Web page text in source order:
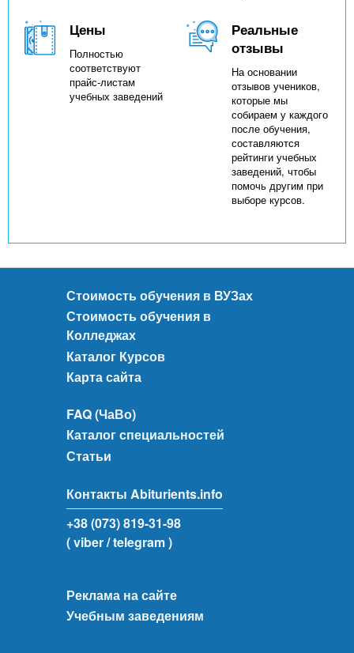
Цены
Полностью
соответствуют
прайс-листам
учебных заведений
Реальные
отзывы
На основании
отзывов учеников,
которые мы
собираем у каждого
после обучения,
составляются
рейтинги учебных
заведений, чтобы
помочь другим при
выборе курсов.
Стоимость обучения в ВУЗах
Стоимость обучения в
Колледжах
Каталог Курсов
Карта сайта
FAQ (ЧаВо)
Каталог специальностей
Статьи
Контакты Abiturients.info
+38 (073) 819-31-98
( viber/ telegram )
Реклама на сайте
Учебным заведениям